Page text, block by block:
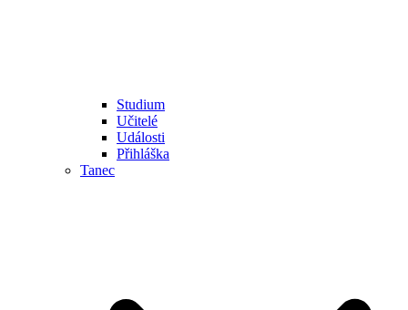
Studium
Učitelé
Události
Přihláška
Tanec